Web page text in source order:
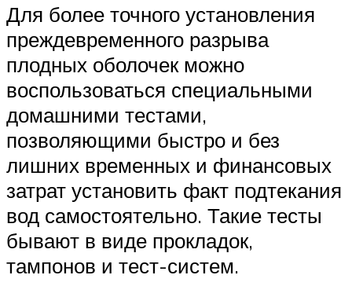
Для более точного установления
преждевременного разрыва
плодных оболочек можно
воспользоваться специальными
домашними тестами,
позволяющими быстро и без
лишних временных и финансовых
затрат установить факт подтекания
вод самостоятельно. Такие тесты
бывают в виде прокладок,
тампонов и тест-систем.